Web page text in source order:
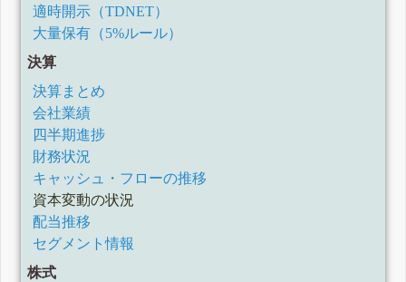
適時開示（TDNET）
大量保有（5%ルール）
決算
決算まとめ
会社業績
四半期進捗
財務状況
キャッシュ・フローの推移
資本変動の状況
配当推移
セグメント情報
株式